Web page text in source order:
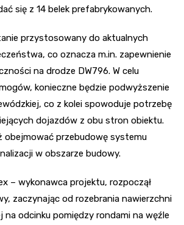
się z 14 belek prefabrykowanych.
przystosowany do aktualnych
co oznacza m.in. zapewnienie
na drodze DW796. W celu
konieczne będzie podwyższenie
co z kolei spowoduje potrzebę
dojazdów z obu stron obiektu.
obejmować przebudowę systemu
w obszarze budowy.
– wykonawca projektu, rozpoczął
zaczynając od rozebrania nawierzchni
na odcinku pomiędzy rondami na węźle